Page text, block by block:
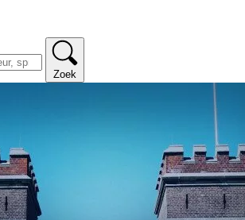
Zoek